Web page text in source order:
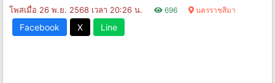
โพสเมื่อ 26 พ.ย. 2568 เวลา 20:26 น. 696 นครราชสีมา
Facebook X Line